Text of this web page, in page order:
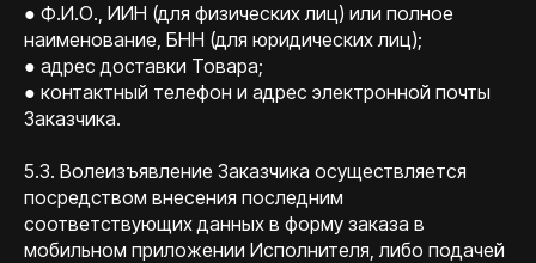
● Ф.И.О., ИИН (для физических лиц) или полное
наименование, БНН (для юридических лиц);
● адрес доставки Товара;
● контактный телефон и адрес электронной почты
Заказчика.
5.3. Волеизъявление Заказчика осуществляется
посредством внесения последним
соответствующих данных в форму заказа в
мобильном приложении Исполнителя, либо подачей